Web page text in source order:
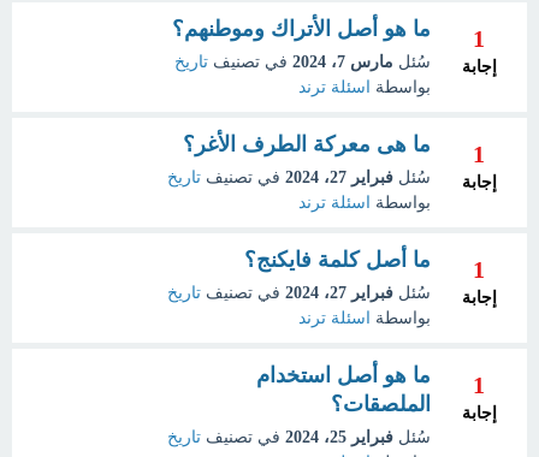
1
إجابة
ما هو أصل الأتراك وموطنهم؟
سُئل مارس 7، 2024 في تصنيف تاريخ
بواسطة
اسئلة ترند
1
إجابة
ما هى معركة الطرف الأغر؟
سُئل فبراير 27، 2024 في تصنيف تاريخ
بواسطة
اسئلة ترند
1
إجابة
ما أصل كلمة فايكنج؟
سُئل فبراير 27، 2024 في تصنيف تاريخ
بواسطة
اسئلة ترند
1
إجابة
ما هو أصل استخدام
الملصقات؟
سُئل فبراير 25، 2024 في تصنيف تاريخ